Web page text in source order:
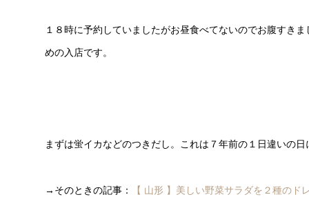
１８時に予約していましたがお昼食べてないのでお腹すき
めの入店です。
まずは蛍イカなどのつきだし。これは７年前の１日違いの
→そのときの記事： 【 山形 】美しい野菜サラダを２種の